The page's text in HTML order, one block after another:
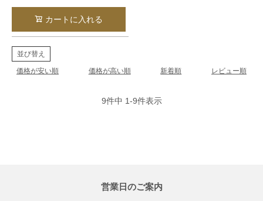
カートに入れる
並び替え
価格が安い順 価格が高い順 新着順 レビュー順
9件中 1-9件表示
営業日のご案内